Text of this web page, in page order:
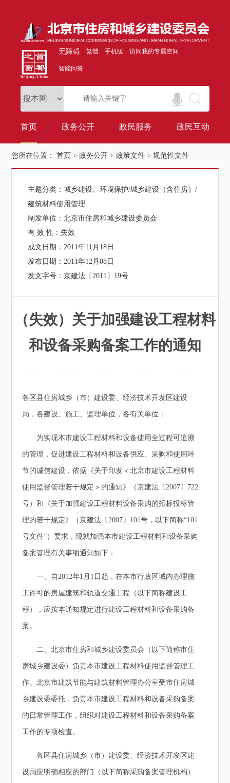
无障碍 繁體 手机版 访问我的专属空间
智能问答
首页 政务公开 政民服务 政民互动
您所在位置：首页 >政务公开 >政策文件 >规范性文件
主题分类：城乡建设、环境保护/城乡建设（含住房）/
建筑材料使用管理
制发单位：北京市住房和城乡建设委员会
有 效 性： 失效
成文日期：2011年11月18日
发布日期：2011年12月08日
发文字号：京建法〔2011〕19号
（失效）关于加强建设工程材料
和设备采购备案工作的通知
各区县住房城乡（市）建设委、经济技术开发区建设
局，各建设、施工、监理单位，各有关单位：
为实现本市建设工程材料和设备使用全过程可追溯
的管理，促进建设工程材料和设备供应、采购和使用环
节的诚信建设，依据《关于印发＜北京市建设工程材料
使用监督管理若干规定＞的通知》（京建法〔2007〕722
号）和《关于加强建设工程材料设备采购的招标投标管
理的若干规定》（京建法〔2007〕101号，以下简称“101
号文件”）要求，现就加强本市建设工程材料和设备采购
备案管理有关事项通知如下：
一、自2012年1月1日起，在本市行政区域内办理施
工许可的房屋建筑和轨道交通工程（以下简称建设工
程），应按本通知规定进行建设工程材料和设备采购备
案。
二、北京市住房和城乡建设委员会（以下简称市住
房城乡建设委）负责本市建设工程材料使用监督管理工
作。北京市建筑节能与建筑材料管理办公室受市住房城
乡建设委委托，负责本市建设工程材料和设备采购备案
的日常管理工作，组织对建设工程材料和设备采购备案
工作的专项检查。
各区县住房城乡（市）建设委、经济技术开发区建
设局应明确相应的部门（以下简称采购备案管理机构）